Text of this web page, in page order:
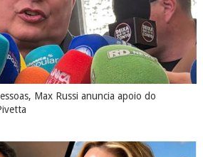
Max Russi anuncia apoio do